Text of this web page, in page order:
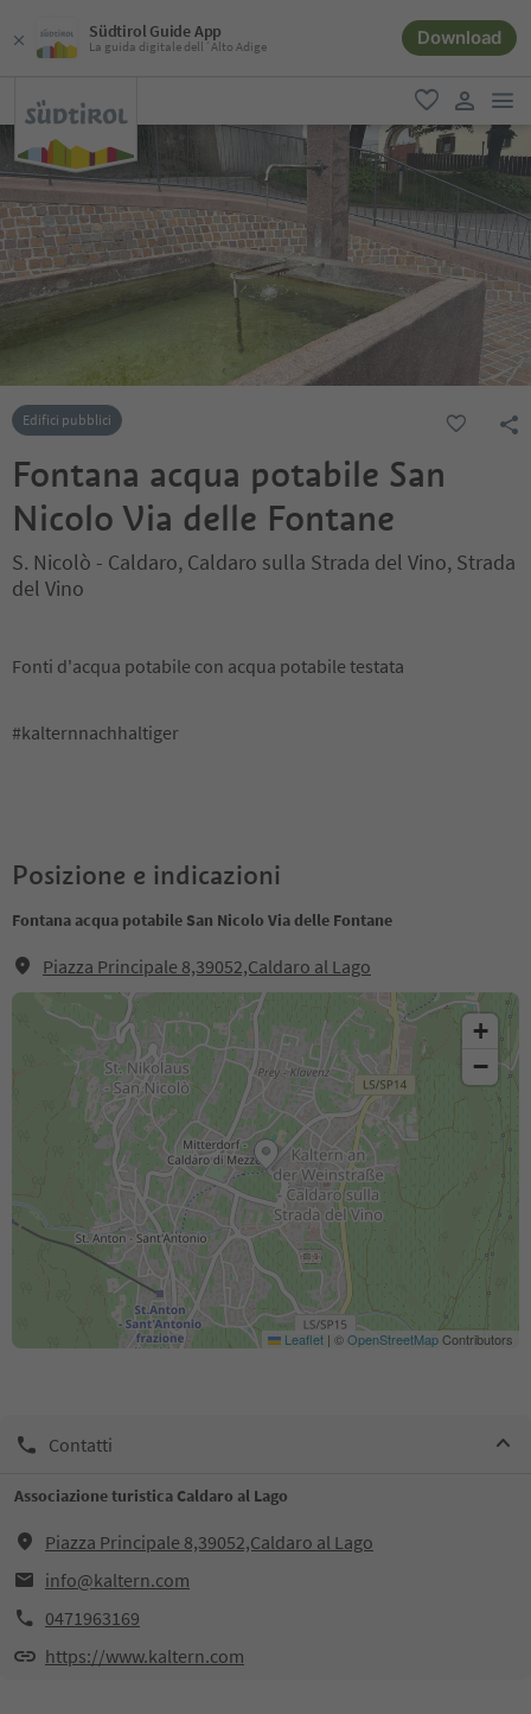
Südtirol Guide App
La guida digitale dell´Alto Adige Download
favoriti
user link
Edifici pubblici
Fontana acqua potabile San
Nicolo Via delle Fontane
S. Nicolò - Caldaro, Caldaro sulla Strada del Vino, Strada
del Vino
Fonti d'acqua potabile con acqua potabile testata
#kalternnachhaltiger
Posizione e indicazioni
Fontana acqua potabile San Nicolo Via delle Fontane
Piazza Principale 8,39052,Caldaro al Lago
+
−
Leaflet | ©OpenStreetMapContributors
Contatti
Associazione turistica Caldaro al Lago
Piazza Principale 8,39052,Caldaro al Lago
info@kaltern.com
0471963169
https://www.kaltern.com